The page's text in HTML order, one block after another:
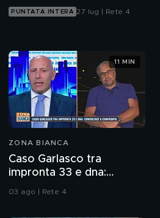
PUNTATA INTERA 27 lug | Rete 4
ZONA BIANCA
Caso Garlasco tra
impronta 33 e dna:
consulenze a confronto
03 ago | Rete 4
11 MIN